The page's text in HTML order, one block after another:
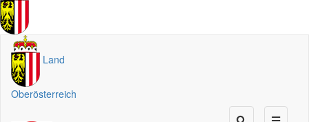
Land
Oberösterreich